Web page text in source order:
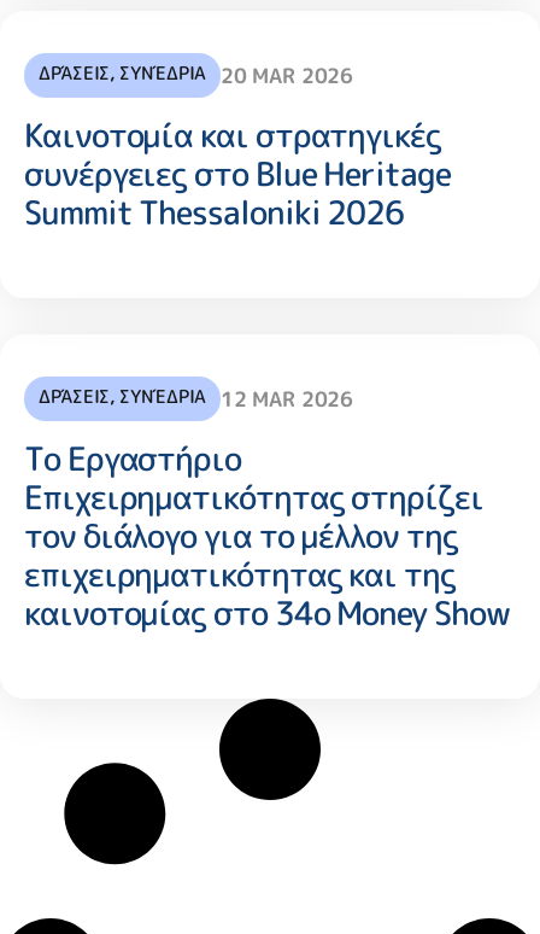
ΔΡΆΣΕΙΣ, ΣΥΝΈΔΡΙΑ 20 MAR 2026
Καινοτομία και στρατηγικές
συνέργειες στο Blue Heritage
Summit Thessaloniki 2026
ΔΡΆΣΕΙΣ, ΣΥΝΈΔΡΙΑ 12 MAR 2026
Το Εργαστήριο
Επιχειρηματικότητας στηρίζει
τον διάλογο για το μέλλον της
επιχειρηματικότητας και της
καινοτομίας στο 34ο Money Show